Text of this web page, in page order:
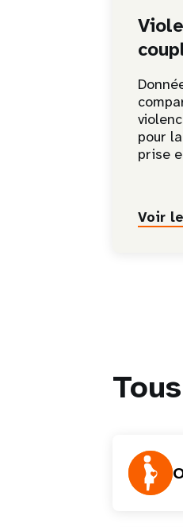
pour
prise
Voir